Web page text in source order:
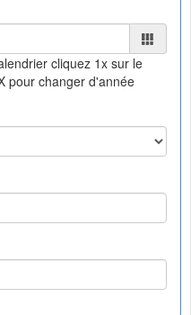
cliquez 1x sur le
pour changer d'année